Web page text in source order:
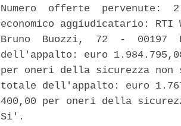
Numero  offerte  pervenute:
economico aggiudicatario:
Bruno  Buozzi,  72  -  00197
dell'appalto: euro
per oneri della sicurezza
totale dell'appalto: euro
400,00 per oneri della
Si'.